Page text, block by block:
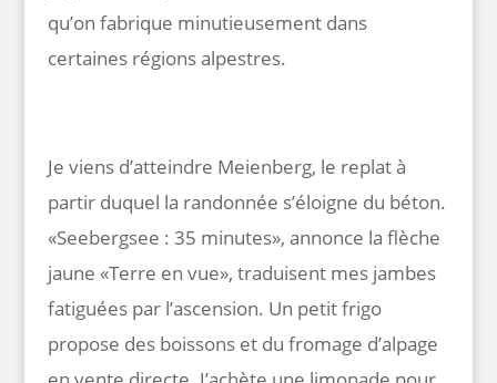
qu’on fabrique minutieusement dans
certaines régions alpestres.
Je viens d’atteindre Meienberg, le replat à
partir duquel la randonnée s’éloigne du béton.
«Seebergsee : 35 minutes», annonce la flèche
jaune «Terre en vue», traduisent mes jambes
fatiguées par l’ascension. Un petit frigo
propose des boissons et du fromage d’alpage